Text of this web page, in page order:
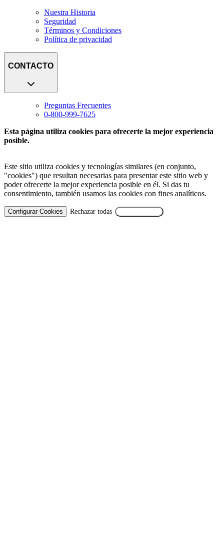
Nuestra Historia
Seguridad
Términos y Condiciones
Política de privacidad
CONTACTO
Preguntas Frecuentes
0-800-999-7625
Esta página utiliza cookies para ofrecerte la mejor experiencia
posible.
Este sitio utiliza cookies y tecnologías similares (en conjunto,
"cookies") que resultan necesarias para presentar este sitio web y
poder ofrecerte la mejor experiencia posible en él. Si das tu
consentimiento, también usamos las cookies con fines analíticos.
Configurar Cookies Rechazar todas